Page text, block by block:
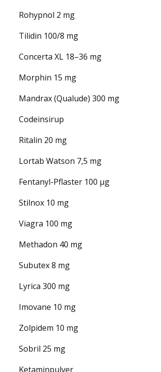
Rohypnol 2 mg
Tilidin 100/8 mg
Concerta XL 18–36 mg
Morphin 15 mg
Mandrax (Qualude) 300 mg
Codeinsirup
Ritalin 20 mg
Lortab Watson 7,5 mg
Fentanyl-Pflaster 100 µg
Stilnox 10 mg
Viagra 100 mg
Methadon 40 mg
Subutex 8 mg
Lyrica 300 mg
Imovane 10 mg
Zolpidem 10 mg
Sobril 25 mg
Ketaminpulver